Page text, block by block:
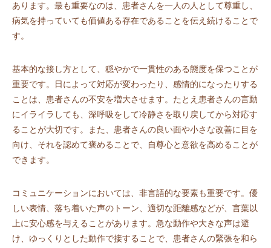
あります。最も重要なのは、患者さんを一人の人として尊重し、
病気を持っていても価値ある存在であることを伝え続けることで
す。
基本的な接し方として、穏やかで一貫性のある態度を保つことが
重要です。日によって対応が変わったり、感情的になったりする
ことは、患者さんの不安を増大させます。たとえ患者さんの言動
にイライラしても、深呼吸をして冷静さを取り戻してから対応す
ることが大切です。また、患者さんの良い面や小さな改善に目を
向け、それを認めて褒めることで、自尊心と意欲を高めることが
できます。
コミュニケーションにおいては、非言語的な要素も重要です。優
しい表情、落ち着いた声のトーン、適切な距離感などが、言葉以
上に安心感を与えることがあります。急な動作や大きな声は避
け、ゆっくりとした動作で接することで、患者さんの緊張を和ら